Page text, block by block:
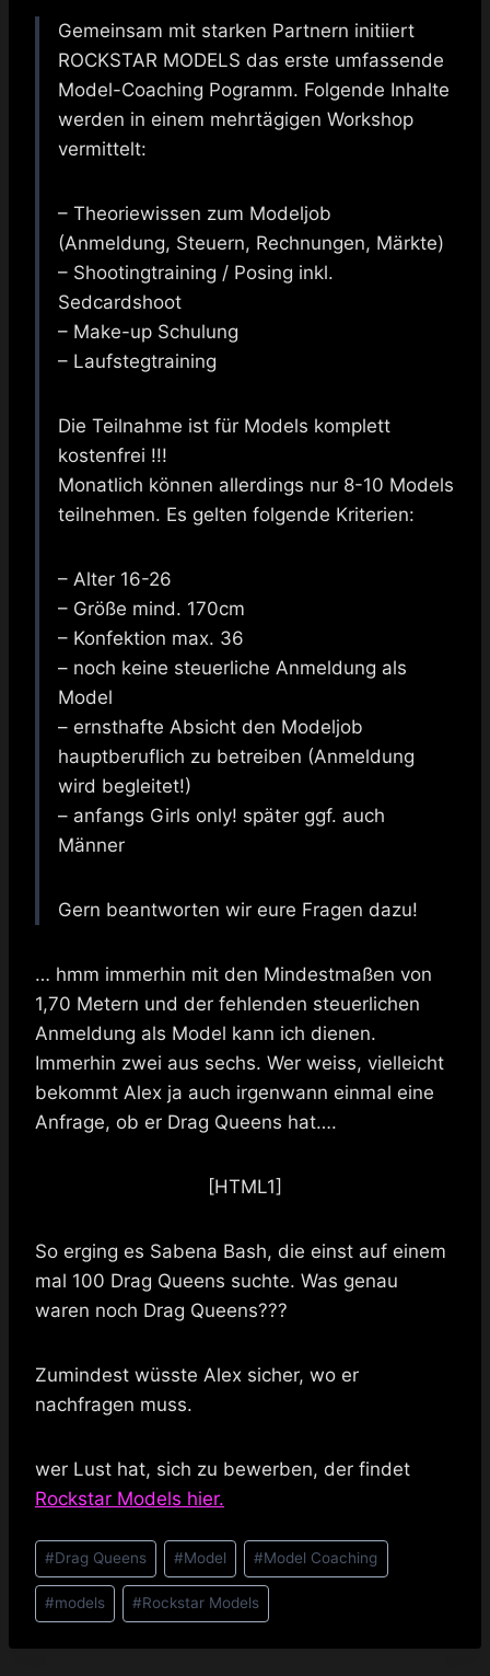
Gemeinsam mit starken Partnern initiiert
ROCKSTAR MODELS das erste umfassende
Model-Coaching Pogramm. Folgende Inhalte
werden in einem mehrtägigen Workshop
vermittelt:
– Theoriewissen zum Modeljob
(Anmeldung, Steuern, Rechnungen, Märkte)
– Shootingtraining / Posing inkl.
Sedcardshoot
– Make-up Schulung
– Laufstegtraining
Die Teilnahme ist für Models komplett
kostenfrei !!!
Monatlich können allerdings nur 8-10 Models
teilnehmen. Es gelten folgende Kriterien:
– Alter 16-26
– Größe mind. 170cm
– Konfektion max. 36
– noch keine steuerliche Anmeldung als
Model
– ernsthafte Absicht den Modeljob
hauptberuflich zu betreiben (Anmeldung
wird begleitet!)
– anfangs Girls only! später ggf. auch
Männer
Gern beantworten wir eure Fragen dazu!
… hmm immerhin mit den Mindestmaßen von
1,70 Metern und der fehlenden steuerlichen
Anmeldung als Model kann ich dienen.
Immerhin zwei aus sechs. Wer weiss, vielleicht
bekommt Alex ja auch irgenwann einmal eine
Anfrage, ob er Drag Queens hat….
[HTML1]
So erging es Sabena Bash, die einst auf einem
mal 100 Drag Queens suchte. Was genau
waren noch Drag Queens???
Zumindest wüsste Alex sicher, wo er
nachfragen muss.
wer Lust hat, sich zu bewerben, der findet
Rockstar Models hier.
Schlagworte:
#Drag Queens #Model #Model Coaching
#models #Rockstar Models